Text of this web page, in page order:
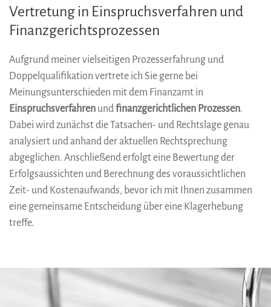
Vertretung in Einspruchsverfahren und
Finanzgerichtsprozessen
Aufgrund meiner vielseitigen Prozesserfahrung und
Doppelqualifikation vertrete ich Sie gerne bei
Meinungsunterschieden mit dem Finanzamt in
Einspruchsverfahren undfinanzgerichtlichen Prozessen.
Dabei wird zunächst die Tatsachen- und Rechtslage genau
analysiert und anhand der aktuellen Rechtsprechung
abgeglichen. Anschließend erfolgt eine Bewertung der
Erfolgsaussichten und Berechnung des voraussichtlichen
Zeit- und Kostenaufwands, bevor ich mit Ihnen zusammen
eine gemeinsame Entscheidung über eine Klagerhebung
treffe.